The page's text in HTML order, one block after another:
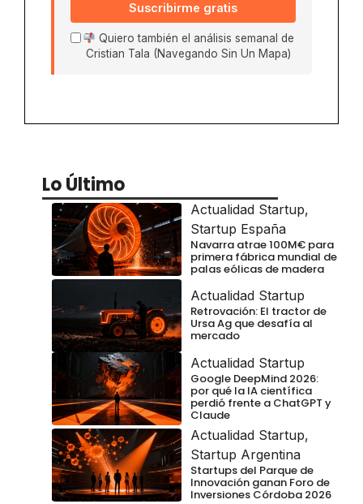
Suscribirme gratis
Quiero también el análisis semanal de
Cristian Tala (Navegando Sin Un Mapa)
Lo Último
Actualidad Startup,
Startup España
Navarra atrae 100M€ para
primera fábrica mundial de
palas eólicas de madera
Actualidad Startup
Retrovación: El tractor de
Ursa Ag que desafía al
mercado
Actualidad Startup
Google DeepMind 2026:
por qué la IA científica
perdió frente a ChatGPT y
Claude
Actualidad Startup,
Startup Argentina
Startups del Parque de
Innovación ganan Foro de
Inversiones Córdoba 2026